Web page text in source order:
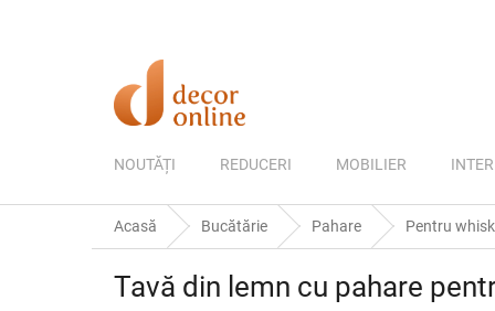
NOUTĂȚI REDUCERI MOBILIER
Acasă Bucătărie Pahare Pentru
Tavă din lemn cu pahare